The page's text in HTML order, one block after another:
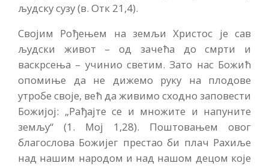
људску сузу (в. Отк 21,4).
Својим Рођењем на земљи Христос је сав
људски живот – од зачећа до смрти и
васкрсења – учинио светим. Зато нас Божић
опомиње да не дижемо руку на плодове
утробе своје, већ да живимо сходно заповести
Божијој: „Рађајте се и множите и напуните
земљу“ (1. Мој 1,28). Поштовањем овог
благослова Божијег престао би плач Рахиље
над нашим народом и над нашом децом које